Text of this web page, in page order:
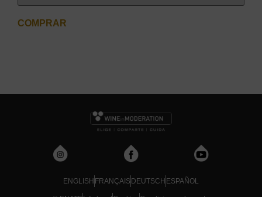
COMPRAR
ENGLISH FRANÇAIS DEUTSCH ESPAÑOL